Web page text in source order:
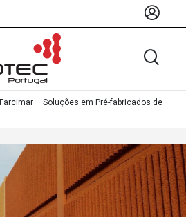
Farcimar – Soluções em Pré-fabricados de